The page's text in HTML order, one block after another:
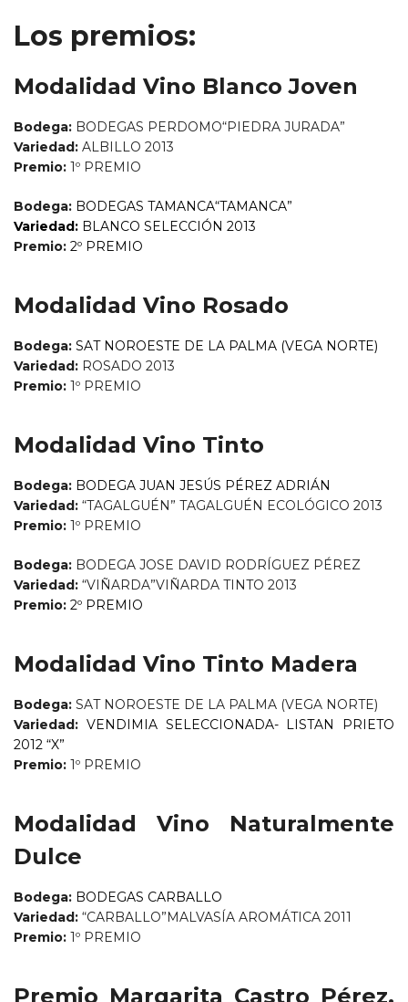
Los premios:
Modalidad Vino Blanco Joven
Bodega: BODEGAS PERDOMO“PIEDRA JURADA”
Variedad: ALBILLO 2013
Premio: 1º PREMIO
Bodega: BODEGAS TAMANCA“TAMANCA”
Variedad: BLANCO SELECCIÓN 2013
Premio: 2º PREMIO
Modalidad Vino Rosado
Bodega: SAT NOROESTE DE LA PALMA (VEGA NORTE)
Variedad: ROSADO 2013
Premio: 1º PREMIO
Modalidad Vino Tinto
Bodega: BODEGA JUAN JESÚS PÉREZ ADRIÁN
Variedad: “TAGALGUÉN” TAGALGUÉN ECOLÓGICO 2013
Premio: 1º PREMIO
Bodega: BODEGA JOSE DAVID RODRÍGUEZ PÉREZ
Variedad: “VIÑARDA”VIÑARDA TINTO 2013
Premio: 2º PREMIO
Modalidad Vino Tinto Madera
Bodega: SAT NOROESTE DE LA PALMA (VEGA NORTE)
Variedad: VENDIMIA SELECCIONADA- LISTAN PRIETO
2012 “X”
Premio: 1º PREMIO
Modalidad Vino Naturalmente
Dulce
Bodega: BODEGAS CARBALLO
Variedad: “CARBALLO”MALVASÍA AROMÁTICA 2011
Premio: 1º PREMIO
Premio Margarita Castro Pérez,